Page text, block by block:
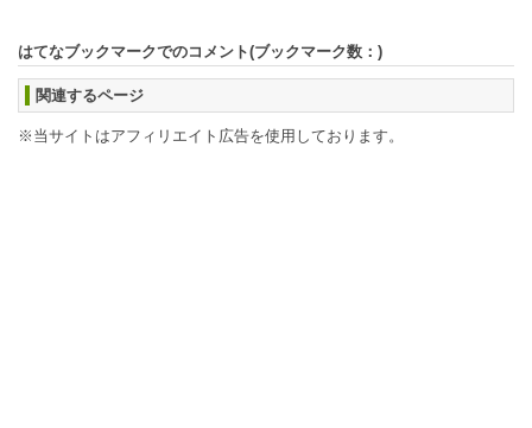
はてなブックマークでのコメント(ブックマーク数： )
関連するページ
※当サイトはアフィリエイト広告を使用しております。